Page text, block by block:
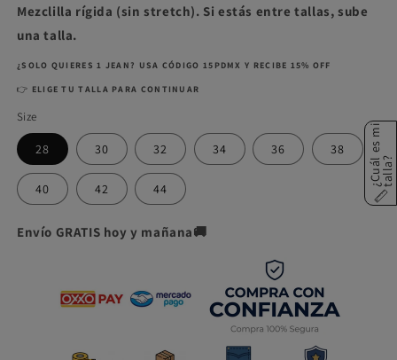
Mezclilla rígida (sin stretch). Si estás entre tallas, sube
una talla.
¿SOLO QUIERES 1 JEAN? USA CÓDIGO 15PDMX Y RECIBE 15% OFF
👉 ELIGE TU TALLA PARA CONTINUAR
Size
28 30 32 34 36 38
40 42 44
Envío GRATIS hoy y mañana🚚
¿
C
u
ál
e
s
m
i
t
a
l
l
a?